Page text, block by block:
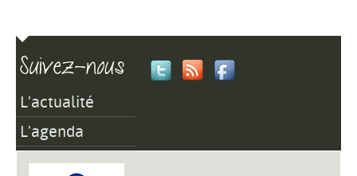
L'actualité
L'agenda